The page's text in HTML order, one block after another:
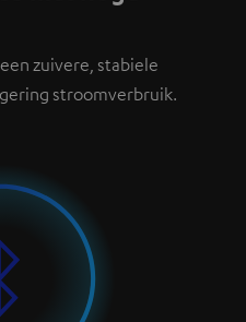
zuivere, stabiele
stroomverbruik.